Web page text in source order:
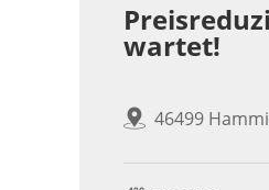
wartet!
46499